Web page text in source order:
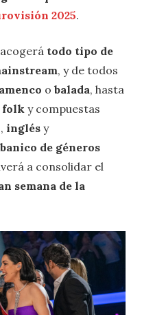
2025.
acogerá todo tipo de
, y de todos
o balada, hasta
folk y compuestas
, inglés y
de géneros
a consolidar el
semana de la